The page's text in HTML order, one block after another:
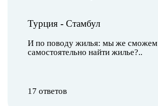
Турция - Стамбул
И по поводу жилья: мы же сможем
самостоятельно найти жилье?..
17 ответов